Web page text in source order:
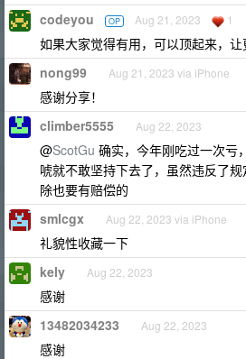
codeyou OP Aug 21, 2023 1
如果大家觉得有用，可以顶起来，
nong99 Aug 21, 2023 via iPhone
感谢分享！
climber5555 Aug 22, 2023
@ScotGu 确实，今年刚吃过一次亏
唬就不敢坚持下去了，虽然违反了
除也要有赔偿的
smlcgx Aug 22, 2023 via iPhone
礼貌性收藏一下
kely Aug 22, 2023
感谢
13482034233 Aug 22, 2023
感谢